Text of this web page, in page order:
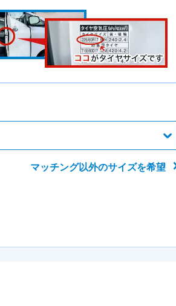
マッチング以外のサイズを希望